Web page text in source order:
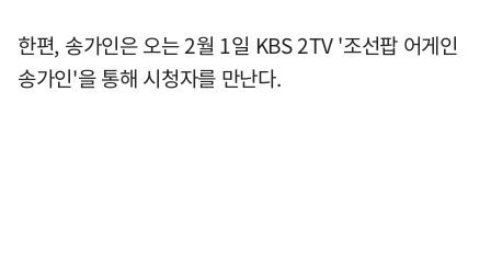
한편, 송가인은 오는 2월 1일 KBS 2TV '조선팝 어게인
송가인'을 통해 시청자를 만난다.